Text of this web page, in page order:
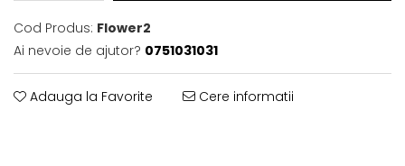
Cod Produs: Flower2
Ai nevoie de ajutor? 0751031031
Adauga la Favorite Cere informatii